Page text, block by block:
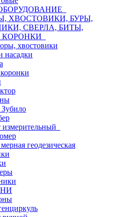
ХВОСТОВИКИ, БУРЫ,
СВЕРЛА, БИТЫ,
КОРОНКИ
хвостовики
насадки
геодезическая